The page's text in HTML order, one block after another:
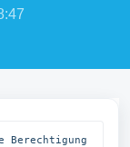
Berechtigung